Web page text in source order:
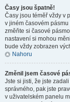
Časy jsou špatně!
Časy jsou téměř vždy v
v jiném časovém
změňte si časové
nastavení si mohou
bude vždy zobrazen
Nahoru
Změnil jsem časové
Jste si jisti, že jste
správného, pak jste
v uživatelském panelu